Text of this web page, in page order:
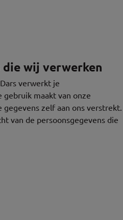
die wij verwerken
verwerkt je
gebruik maakt van onze
zelf aan ons verstrekt.
van de persoonsgegevens die